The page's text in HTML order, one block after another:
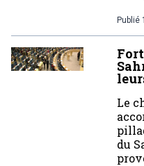
Publié
Le
du